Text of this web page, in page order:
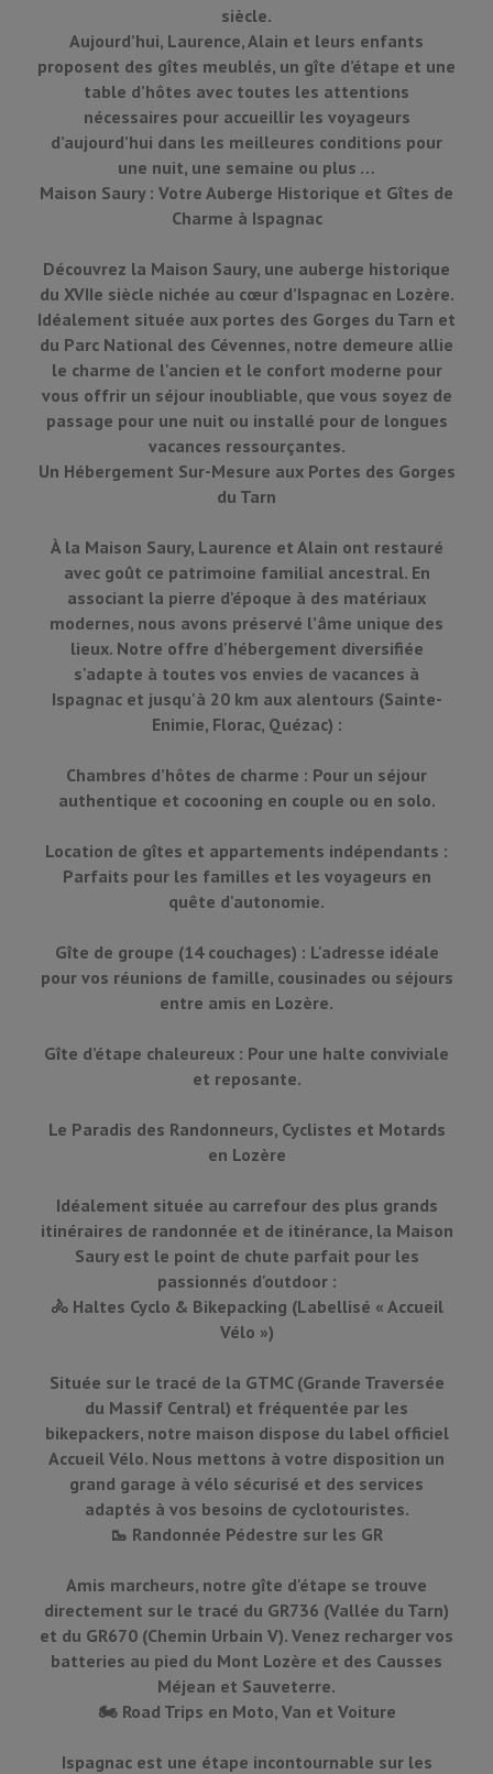
siècle.
Aujourd’hui, Laurence, Alain et leurs enfants
proposent des gîtes meublés, un gîte d’étape et une
table d’hôtes avec toutes les attentions
nécessaires pour accueillir les voyageurs
d’aujourd’hui dans les meilleures conditions pour
une nuit, une semaine ou plus …
Maison Saury : Votre Auberge Historique et Gîtes de
Charme à Ispagnac
Découvrez la Maison Saury, une auberge historique
du XVIIe siècle nichée au cœur d’Ispagnac en Lozère.
Idéalement située aux portes des Gorges du Tarn et
du Parc National des Cévennes, notre demeure allie
le charme de l'ancien et le confort moderne pour
vous offrir un séjour inoubliable, que vous soyez de
passage pour une nuit ou installé pour de longues
vacances ressourçantes.
Un Hébergement Sur-Mesure aux Portes des Gorges
du Tarn
À la Maison Saury, Laurence et Alain ont restauré
avec goût ce patrimoine familial ancestral. En
associant la pierre d'époque à des matériaux
modernes, nous avons préservé l’âme unique des
lieux. Notre offre d'hébergement diversifiée
s'adapte à toutes vos envies de vacances à
Ispagnac et jusqu'à 20 km aux alentours (Sainte-
Enimie, Florac, Quézac) :
Chambres d’hôtes de charme : Pour un séjour
authentique et cocooning en couple ou en solo.
Location de gîtes et appartements indépendants :
Parfaits pour les familles et les voyageurs en
quête d'autonomie.
Gîte de groupe (14 couchages) : L'adresse idéale
pour vos réunions de famille, cousinades ou séjours
entre amis en Lozère.
Gîte d’étape chaleureux : Pour une halte conviviale
et reposante.
Le Paradis des Randonneurs, Cyclistes et Motards
en Lozère
Idéalement située au carrefour des plus grands
itinéraires de randonnée et de itinérance, la Maison
Saury est le point de chute parfait pour les
passionnés d'outdoor :
🚴 Haltes Cyclo & Bikepacking (Labellisé « Accueil
Vélo »)
Située sur le tracé de la GTMC (Grande Traversée
du Massif Central) et fréquentée par les
bikepackers, notre maison dispose du label officiel
Accueil Vélo. Nous mettons à votre disposition un
grand garage à vélo sécurisé et des services
adaptés à vos besoins de cyclotouristes.
🥾 Randonnée Pédestre sur les GR
Amis marcheurs, notre gîte d'étape se trouve
directement sur le tracé du GR736 (Vallée du Tarn)
et du GR670 (Chemin Urbain V). Venez recharger vos
batteries au pied du Mont Lozère et des Causses
Méjean et Sauveterre.
🏍️ Road Trips en Moto, Van et Voiture
Ispagnac est une étape incontournable sur les